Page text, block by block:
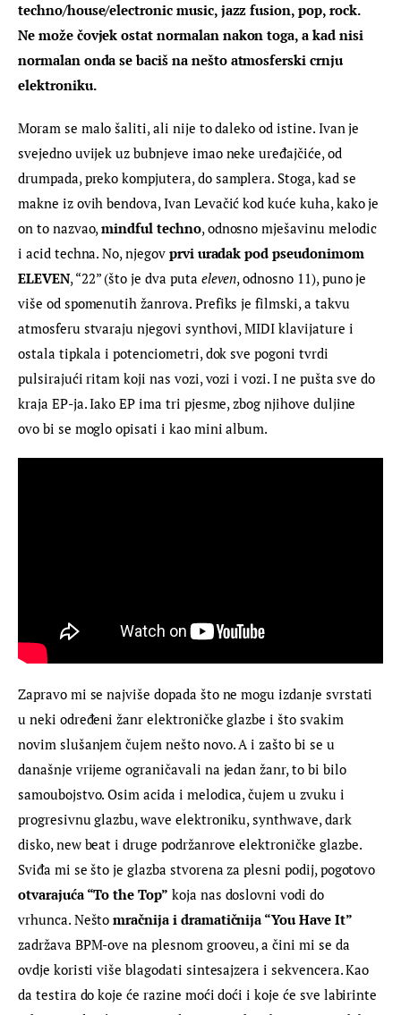
techno/house/electronic music, jazz fusion, pop, rock.
Ne može čovjek ostat normalan nakon toga, a kad nisi
normalan onda se baciš na nešto atmosferski crnju
elektroniku.
Moram se malo šaliti, ali nije to daleko od istine. Ivan je
svejedno uvijek uz bubnjeve imao neke uređajčiće, od
drumpada, preko kompjutera, do samplera. Stoga, kad se
makne iz ovih bendova, Ivan Levačić kod kuće kuha, kako je
on to nazvao, mindful techno, odnosno mješavinu melodic
i acid techna. No, njegov prvi uradak pod pseudonimom
ELEVEN, “22” (što je dva puta eleven, odnosno 11), puno je
više od spomenutih žanrova. Prefiks je filmski, a takvu
atmosferu stvaraju njegovi synthovi, MIDI klavijature i
ostala tipkala i potenciometri, dok sve pogoni tvrdi
pulsirajući ritam koji nas vozi, vozi i vozi. I ne pušta sve do
kraja EP-ja. Iako EP ima tri pjesme, zbog njihove duljine
ovo bi se moglo opisati i kao mini album.
Zapravo mi se najviše dopada što ne mogu izdanje svrstati
u neki određeni žanr elektroničke glazbe i što svakim
novim slušanjem čujem nešto novo. A i zašto bi se u
današnje vrijeme ograničavali na jedan žanr, to bi bilo
samoubojstvo. Osim acida i melodica, čujem u zvuku i
progresivnu glazbu, wave elektroniku, synthwave, dark
disko, new beat i druge podržanrove elektroničke glazbe.
Sviđa mi se što je glazba stvorena za plesni podij, pogotovo
otvarajuća “To the Top” koja nas doslovni vodi do
vrhunca. Nešto mračnija i dramatičnija “You Have It”
zadržava BPM-ove na plesnom grooveu, a čini mi se da
ovdje koristi više blagodati sintesajzera i sekvencera. Kao
da testira do koje će razine moći doći i koje će sve labirinte